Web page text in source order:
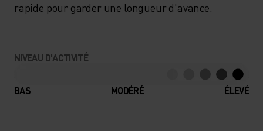
rapide pour garder une longueur d'avance.
NIVEAU D'ACTIVITÉ
BAS MODÉRÉ ÉLEVÉ